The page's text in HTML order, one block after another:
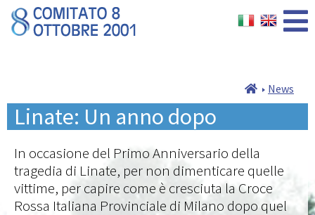
News
Linate: Un anno dopo
In occasione del Primo Anniversario della
tragedia di Linate, per non dimenticare quelle
vittime, per capire come è cresciuta la Croce
Rossa Italiana Provinciale di Milano dopo quel